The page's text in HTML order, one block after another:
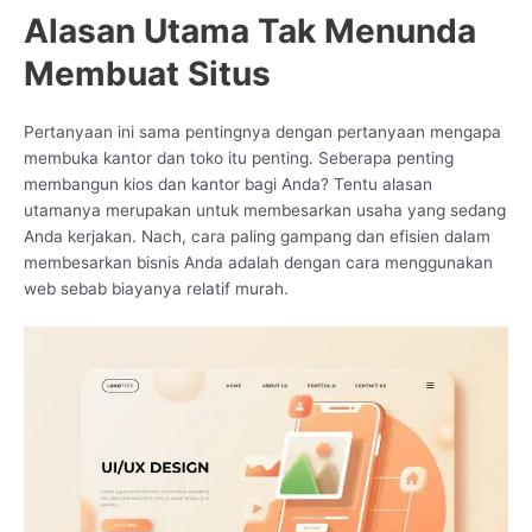
Alasan Utama Tak Menunda
Membuat Situs
Pertanyaan ini sama pentingnya dengan pertanyaan mengapa
membuka kantor dan toko itu penting. Seberapa penting
membangun kios dan kantor bagi Anda? Tentu alasan
utamanya merupakan untuk membesarkan usaha yang sedang
Anda kerjakan. Nach, cara paling gampang dan efisien dalam
membesarkan bisnis Anda adalah dengan cara menggunakan
web sebab biayanya relatif murah.